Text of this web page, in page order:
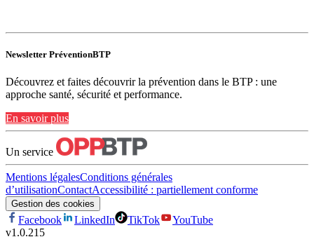
Newsletter PréventionBTP
Découvrez et faites découvrir la prévention dans le BTP : une
approche santé, sécurité et performance.
En savoir plus
Un service
Mentions légalesConditions générales
d’utilisationContactAccessibilité : partiellement conforme
Gestion des cookies
Facebook LinkedIn TikTok
YouTube
v1.0.215